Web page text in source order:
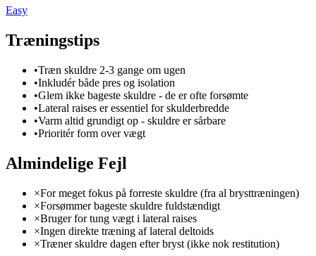
Easy
Træningstips
•Træn skuldre 2-3 gange om ugen
•Inkludér både pres og isolation
•Glem ikke bageste skuldre - de er ofte forsømte
•Lateral raises er essentiel for skulderbredde
•Varm altid grundigt op - skuldre er sårbare
•Prioritér form over vægt
Almindelige Fejl
×For meget fokus på forreste skuldre (fra al brysttræningen)
×Forsømmer bageste skuldre fuldstændigt
×Bruger for tung vægt i lateral raises
×Ingen direkte træning af lateral deltoids
×Træner skuldre dagen efter bryst (ikke nok restitution)